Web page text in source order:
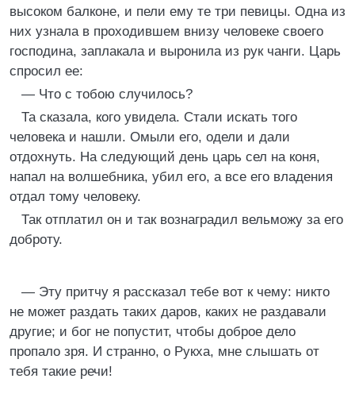
высоком балконе, и пели ему те три певицы. Одна из
них узнала в проходившем внизу человеке своего
господина, заплакала и выронила из рук чанги. Царь
спросил ее:
— Что с тобою случилось?
Та сказала, кого увидела. Стали искать того
человека и нашли. Омыли его, одели и дали
отдохнуть. На следующий день царь сел на коня,
напал на волшебника, убил его, а все его владения
отдал тому человеку.
Так отплатил он и так вознаградил вельможу за его
доброту.
— Эту притчу я рассказал тебе вот к чему: никто
не может раздать таких даров, каких не раздавали
другие; и бог не попустит, чтобы доброе дело
пропало зря. И странно, о Рукха, мне слышать от
тебя такие речи!